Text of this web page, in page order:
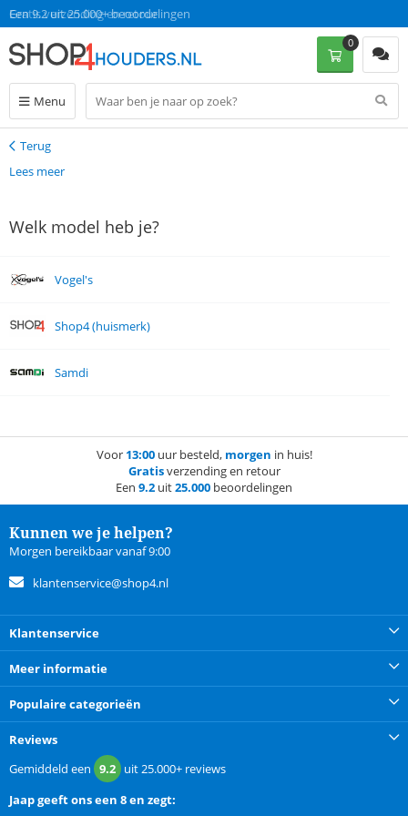
Gratis verzending en retour
Een 9.2 uit 25.000+ beoordelingen
Menu
0
Terug
Terug
Lees meer
Welk model heb je?
Vogel's
Shop4 (huismerk)
Samdi
Voor 13:00uur besteld, morgen in huis!
Gratisverzending en retour
Een 9.2 uit25.000 beoordelingen
Kunnen we je helpen?
Morgen bereikbaar vanaf 9:00
klantenservice@shop4.nl
Klantenservice
Meer informatie
Populaire categorieën
Reviews
Gemiddeld een 9.2 uit25.000+ reviews
Jaapgeeft ons een 8 en zegt: